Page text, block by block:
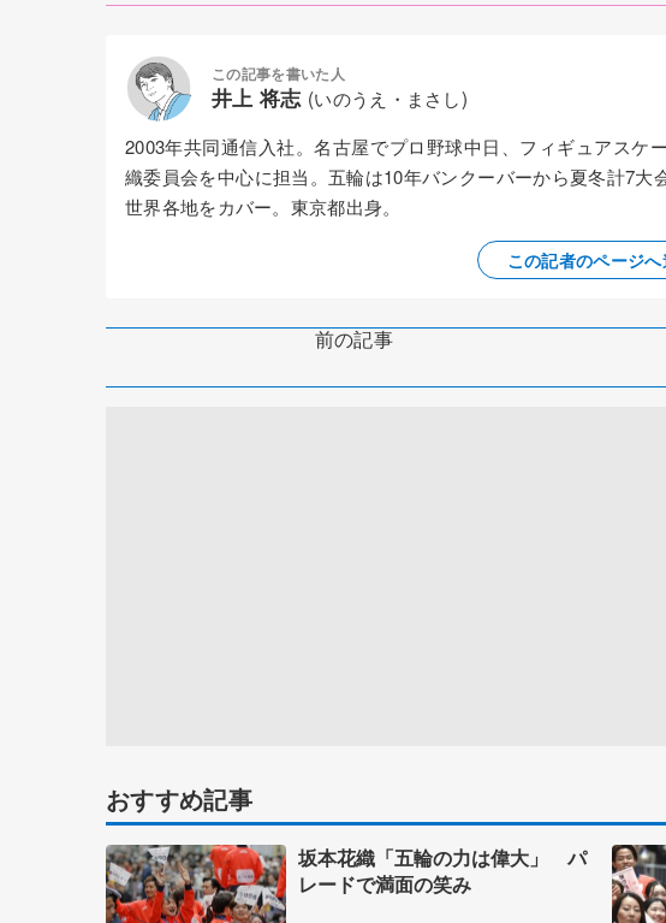
この記事を書いた人
井上 将志 (いのうえ・まさし)
2003年共同通信入社。名古屋でプロ野球中日、フィギュアスケ
織委員会を中心に担当。五輪は10年バンクーバーから夏冬計7
世界各地をカバー。東京都出身。
この記者のページ
前の記事
おすすめ記事
坂本花織「五輪の力は偉大」 パ
レードで満面の笑み